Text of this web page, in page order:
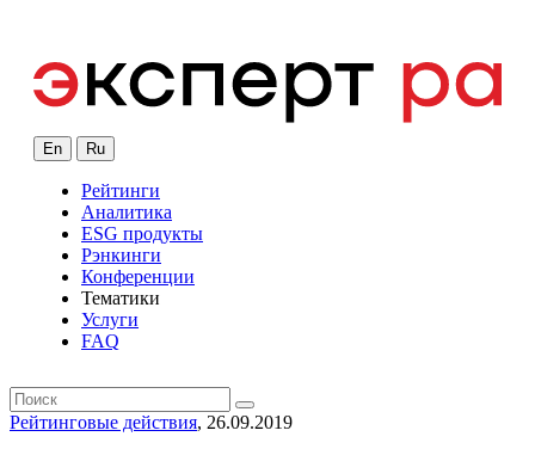
En Ru
Рейтинги
Аналитика
ESG продукты
Рэнкинги
Конференции
Тематики
Услуги
FAQ
Рейтинговые действия, 26.09.2019